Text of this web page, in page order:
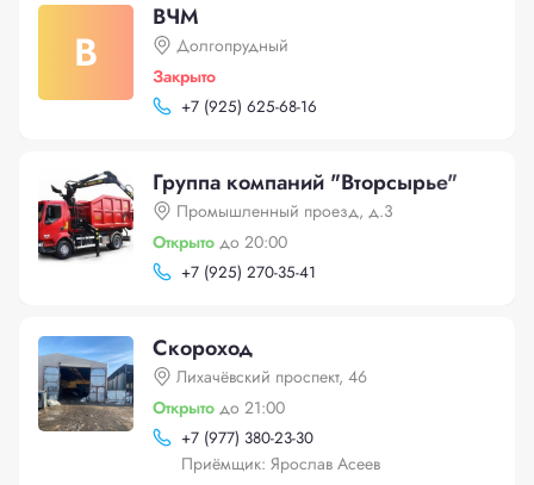
В
ВЧМ
Долгопрудный
Закрыто
+7 (925) 625-68-16
Группа компаний "Вторсырье"
Промышленный проезд, д.3
Открыто до 20:00
+7 (925) 270-35-41
Скороход
Лихачёвский проспект, 46
Открыто до 21:00
+7 (977) 380-23-30
Приёмщик: Ярослав Асеев